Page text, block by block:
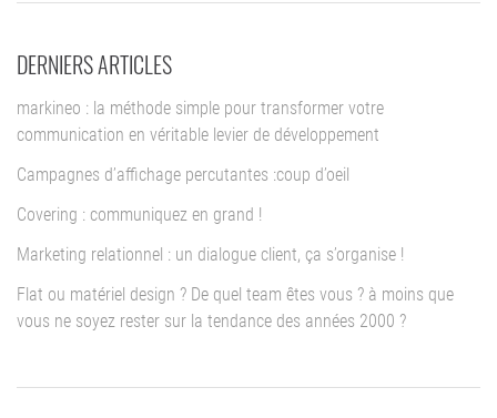
DERNIERS ARTICLES
markineo : la méthode simple pour transformer votre
communication en véritable levier de développement
Campagnes d’affichage percutantes :coup d’oeil
Covering : communiquez en grand !
Marketing relationnel : un dialogue client, ça s’organise !
Flat ou matériel design ? De quel team êtes vous ? à moins que
vous ne soyez rester sur la tendance des années 2000 ?